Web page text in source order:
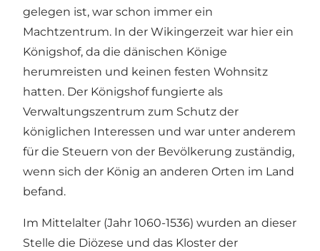
gelegen ist, war schon immer ein
Machtzentrum. In der Wikingerzeit war hier ein
Königshof, da die dänischen Könige
herumreisten und keinen festen Wohnsitz
hatten. Der Königshof fungierte als
Verwaltungszentrum zum Schutz der
königlichen Interessen und war unter anderem
für die Steuern von der Bevölkerung zuständig,
wenn sich der König an anderen Orten im Land
befand.
Im Mittelalter (Jahr 1060-1536) wurden an dieser
Stelle die Diözese und das Kloster der